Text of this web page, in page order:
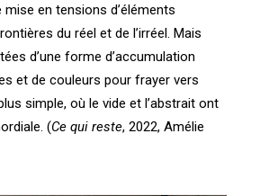
en tensions d’éléments
du réel et de l’irréel. Mais
d’une forme d’accumulation
et de couleurs pour frayer vers
simple, où le vide et l’abstrait ont
(Ce qui reste, 2022, Amélie